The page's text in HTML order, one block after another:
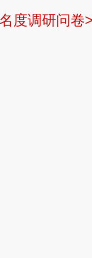
度调研问卷